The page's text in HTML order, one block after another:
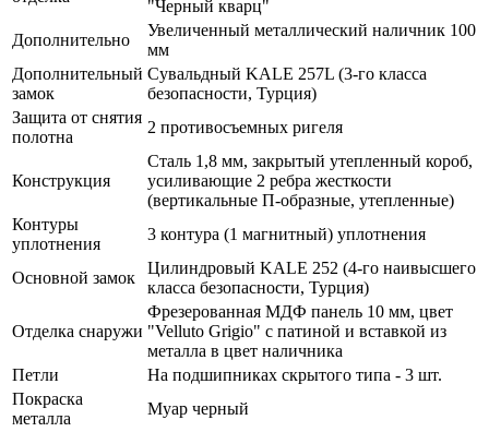
"Черный кварц"
Дополнительно
Увеличенный металлический наличник 100
мм
Дополнительный
замок
Сувальдный KALE 257L (3-го класса
безопасности, Турция)
Защита от снятия
полотна
2 противосъемных ригеля
Конструкция
Сталь 1,8 мм, закрытый утепленный короб,
усиливающие 2 ребра жесткости
(вертикальные П-образные, утепленные)
Контуры
уплотнения
3 контура (1 магнитный) уплотнения
Основной замок
Цилиндровый KALE 252 (4-го наивысшего
класса безопасности, Турция)
Отделка снаружи
Фрезерованная МДФ панель 10 мм, цвет
"Velluto Grigio" с патиной и вставкой из
металла в цвет наличника
Петли
На подшипниках скрытого типа - 3 шт.
Покраска
металла
Муар черный